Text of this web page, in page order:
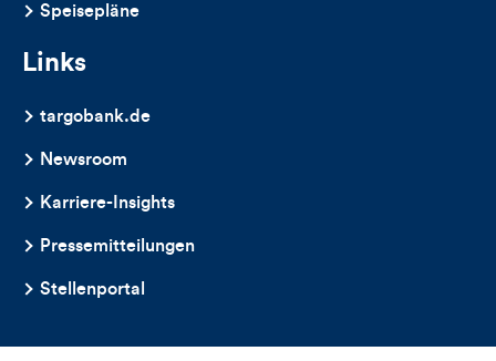
Speisepläne
Links
targobank.de
Newsroom
Karriere-Insights
Pressemitteilungen
Stellenportal